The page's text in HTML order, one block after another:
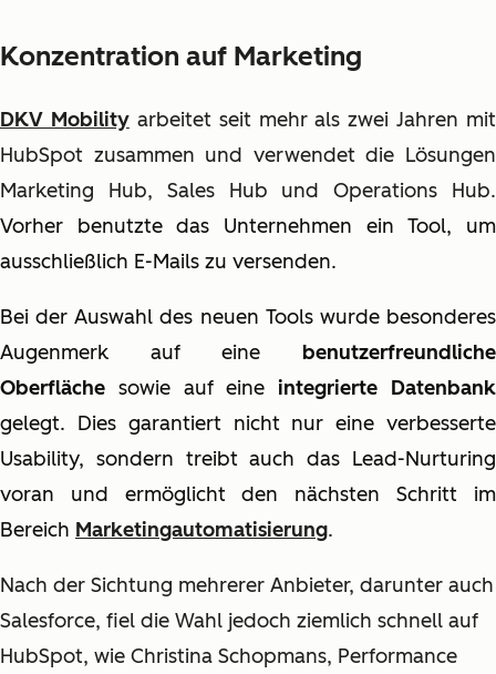
Konzentration auf Marketing
DKV Mobilityarbeitet seit mehr als zwei Jahren mit
HubSpot zusammen und verwendet die Lösungen
Marketing Hub, Sales Hub und Operations Hub.
Vorher benutzte das Unternehmen ein Tool, um
ausschließlich E-Mails zu versenden.
Bei der Auswahl des neuen Tools wurde besonderes
Augenmerk auf eine benutzerfreundliche
Oberfläche sowie auf eineintegrierte Datenbank
gelegt. Dies garantiert nicht nur eine verbesserte
Usability, sondern treibt auch das Lead-Nurturing
voran und ermöglicht den nächsten Schritt im
Bereich Marketingautomatisierung.
Nach der Sichtung mehrerer Anbieter, darunter auch
Salesforce, fiel die Wahl jedoch ziemlich schnell auf
HubSpot, wie Christina Schopmans, Performance